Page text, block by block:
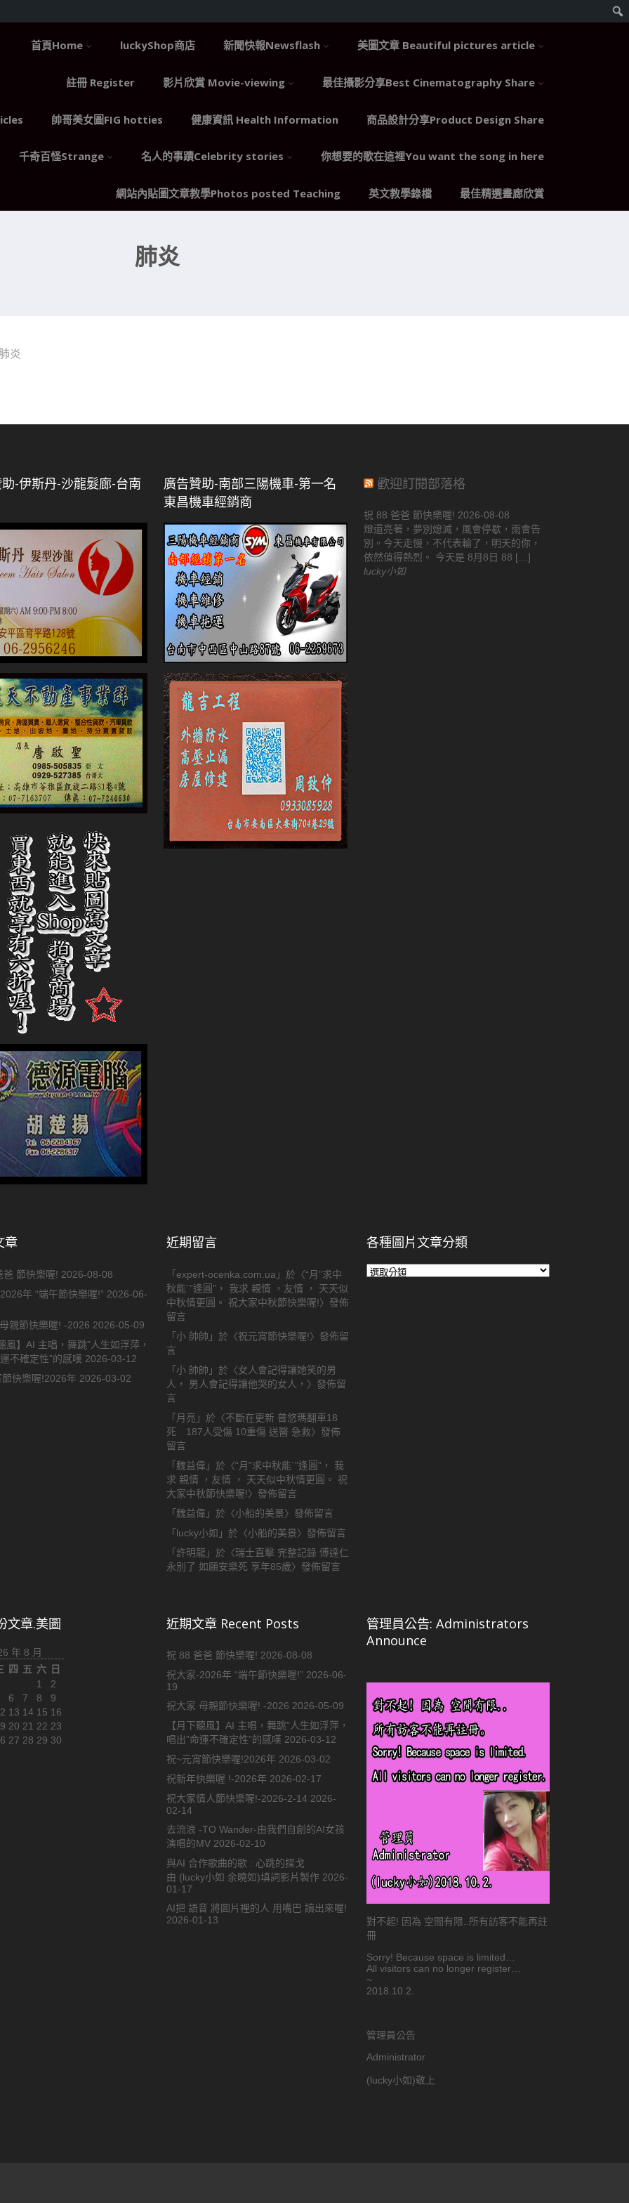
首頁Home luckyShop商店 新聞快報Newsflash 美圖文章 Beautiful pictures article
註冊 Register 影片欣賞 Movie-viewing 最佳攝影分享Best Cinematography Share
帥哥美女圖FIG hotties 健康資訊 Health Information 商品設計分享Product Design Share
千奇百怪Strange 名人的事蹟Celebrity stories 你想要的歌在這裡You want the song in here
網站內貼圖文章教學Photos posted Teaching 英文教學錄檔 最佳精選畫廊欣賞
肺炎
-伊斯丹-沙龍髮廊-台南
廣告贊助-南部三陽機車-第一名
東昌機車經銷商
歡迎訂閱部落格
祝 88 爸爸 節快樂喔! 2026-08-08
燈還亮著，夢別熄滅，風會停歇，雨會告
別。今天走慢，不代表輸了，明天的你，
依然值得熱烈。 今天是 8月8日 88 […]
lucky小如
章
爸 節快樂喔! 2026-08-08
年 “端午節快樂喔!” 2026-06-
親節快樂喔! -2026 2026-05-09
風】AI 主唱，舞跳”人生如浮萍，
不確定性”的感嘆 2026-03-12
快樂喔!2026年 2026-03-02
近期留言
「expert-ocenka.com.ua 」於〈“月”求中
秋能`”逢圓”， 我求 親情 ，友情 ， 天天似
中秋情更圓。 祝大家中秋節快樂喔!〉發佈
留言
「小 帥帥 」於〈祝元宵節快樂喔!〉發佈留
言
「小 帥帥 」於〈女人會記得讓她笑的男
人， 男人會記得讓他哭的女人， 〉發佈留
言
「月亮 」於〈不斷在更新 普悠瑪翻車18
死 187人受傷 10重傷 送醫 急救〉發佈
留言
「魏益偉 」於〈“月”求中秋能`”逢圓”， 我
求 親情 ，友情 ， 天天似中秋情更圓。 祝
大家中秋節快樂喔!〉發佈留言
「魏益偉 」於〈小船的美景〉發佈留言
「lucky小如 」於〈小船的美景〉發佈留言
「許明龍 」於〈瑞士直擊 完整記錄 傅達仁
永別了 如願安樂死 享年85歲〉發佈留言
各種圖片文章分類
各
文章.美圖
年 8 月
四 五 六
日
1
2
6
7 8
9
13 14 15 16
20 21 22 23
27 28 29 30
近期文章 Recent Posts
祝 88 爸爸 節快樂喔! 2026-08-08
祝大家-2026年 “端午節快樂喔!” 2026-06-
19
祝大家 母親節快樂喔! -2026 2026-05-09
【月下聽風】AI 主唱，舞跳”人生如浮萍，
唱出”命運不確定性”的感嘆 2026-03-12
祝~元宵節快樂喔!2026年 2026-03-02
祝新年快樂喔 !-2026年 2026-02-17
祝大家情人節快樂喔!-2026-2-14 2026-
02-14
去流浪 -TO Wander-由我們自創的AI女孩
演唱的MV 2026-02-10
與AI 合作歌曲的歌 : 心跳的探戈
由 (lucky小如 余曉如)填詞影片製作 2026-
01-17
AI把 語音 將圖片裡的人 用嘴巴 讀出來喔!
2026-01-13
管理員公告: Administrators
Announce
對不起! 因為 空間有限..所有訪客不能再註
冊
Sorry! Because space is limited…
All visitors can no longer register…
~
2018.10.2.
管理員公告
Administrator
(lucky小如)敬上